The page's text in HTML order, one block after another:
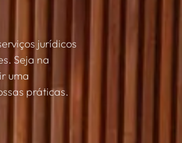
jurídicos
Seja na
uma
práticas.